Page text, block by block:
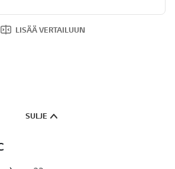
LISÄÄ VERTAILUUN
SULJE